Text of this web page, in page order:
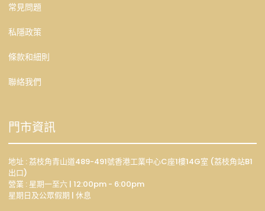
常見問題
私隱政策
條款和細則
聯絡我們
門市資訊
地址 : 荔枝角青山道489-491號香港工業中心C座1樓14G室 (荔枝角站B1
出口)
營業 : 星期一至六 | 12:00pm - 6:00pm
星期日及公眾假期 | 休息